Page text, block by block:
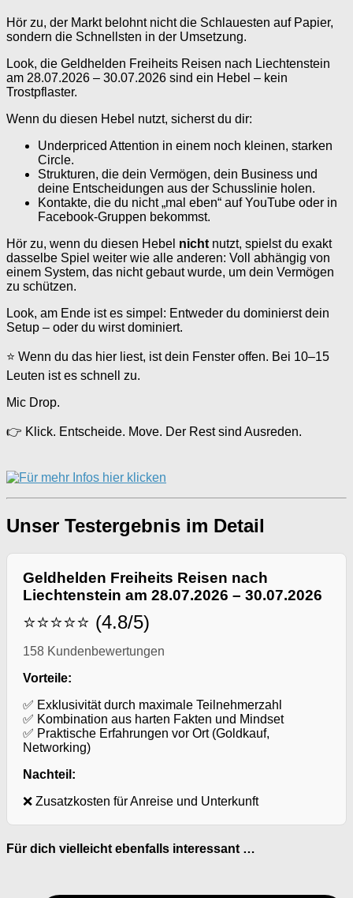
Hör zu, der Markt belohnt nicht die Schlauesten auf Papier,
sondern die Schnellsten in der Umsetzung.
Look, die Geldhelden Freiheits Reisen nach Liechtenstein
am 28.07.2026 – 30.07.2026 sind ein Hebel – kein
Trostpflaster.
Wenn du diesen Hebel nutzt, sicherst du dir:
Underpriced Attention in einem noch kleinen, starken
Circle.
Strukturen, die dein Vermögen, dein Business und
deine Entscheidungen aus der Schusslinie holen.
Kontakte, die du nicht „mal eben“ auf YouTube oder in
Facebook-Gruppen bekommst.
Hör zu, wenn du diesen Hebel nicht nutzt, spielst du exakt
dasselbe Spiel weiter wie alle anderen: Voll abhängig von
einem System, das nicht gebaut wurde, um dein Vermögen
zu schützen.
Look, am Ende ist es simpel: Entweder du dominierst dein
Setup – oder du wirst dominiert.
⭐ Wenn du das hier liest, ist dein Fenster offen. Bei 10–15
Leuten ist es schnell zu.
Mic Drop.
👉 Klick. Entscheide. Move. Der Rest sind Ausreden.
Unser Testergebnis im Detail
Geldhelden Freiheits Reisen nach
Liechtenstein am 28.07.2026 – 30.07.2026
⭐⭐⭐⭐⭐ (4.8/5)
158 Kundenbewertungen
Vorteile:
✅ Exklusivität durch maximale Teilnehmerzahl
✅ Kombination aus harten Fakten und Mindset
✅ Praktische Erfahrungen vor Ort (Goldkauf,
Networking)
Nachteil:
❌ Zusatzkosten für Anreise und Unterkunft
Für dich vielleicht ebenfalls interessant …